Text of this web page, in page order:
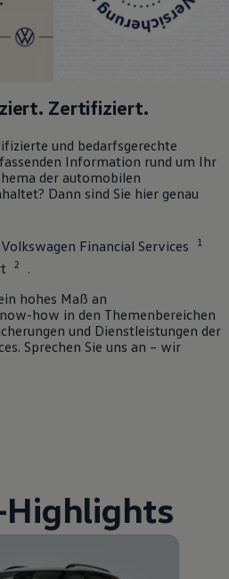
Zertifiziert.
und bedarfsgerechte
Information rund um Ihr
der automobilen
Dann sind Sie hier genau
Volkswagen Financial Services 1
2
.
hohes Maß an
how in den Themenbereichen
und Dienstleistungen der
Sprechen Sie uns an – wir
Highlights